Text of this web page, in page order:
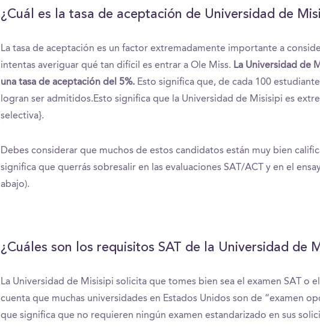
¿Cuál es la tasa de aceptación de Universidad de
La tasa de aceptación es un factor extremadamente importante a
intentas averiguar qué tan difícil es entrar a Ole Miss. La Universidad de
una tasa de aceptación del 5%. Esto significa que, de cada 100
logran ser admitidos.Esto significa que la Universidad de Misisipi es
selectiva}.
Debes considerar que muchos de estos candidatos están muy bien
significa que querrás sobresalir en las evaluaciones SAT/ACT y en el
abajo).
¿Cuáles son los requisitos SAT de la Universidad de
La Universidad de Misisipi solicita que tomes bien sea el examen SAT o el
cuenta que muchas universidades en Estados Unidos son de “examen
que significa que no requieren ningún examen estandarizado en sus